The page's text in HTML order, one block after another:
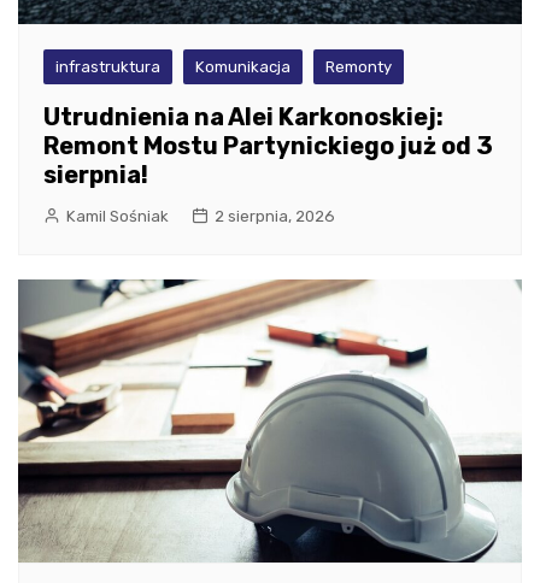
infrastruktura Komunikacja Remonty
Utrudnienia na Alei Karkonoskiej:
Remont Mostu Partynickiego już od 3
sierpnia!
Kamil Sośniak 2 sierpnia, 2026